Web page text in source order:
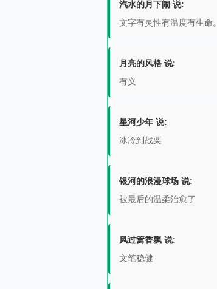
汽水的月下闹 说:
文字有灵性有温度有生命。
月亮的风格 说:
有义
星河少年 说:
冰冷到战栗
银河的浪漫球场 说:
被最后的温柔治愈了
风过篱香飘 说:
文笔稳健